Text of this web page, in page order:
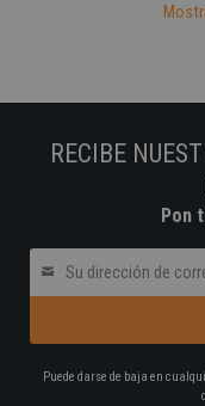
RECIBE
Pon
Puede darse de baja en